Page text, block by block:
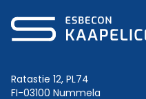
Ratastie 12, PL74
FI-03100 Nummela